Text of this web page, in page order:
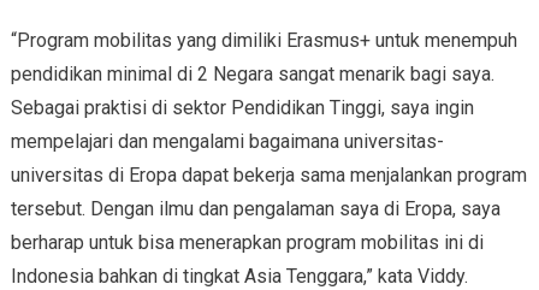
“Program mobilitas yang dimiliki Erasmus+ untuk menempuh
pendidikan minimal di 2 Negara sangat menarik bagi saya.
Sebagai praktisi di sektor Pendidikan Tinggi, saya ingin
mempelajari dan mengalami bagaimana universitas-
universitas di Eropa dapat bekerja sama menjalankan program
tersebut. Dengan ilmu dan pengalaman saya di Eropa, saya
berharap untuk bisa menerapkan program mobilitas ini di
Indonesia bahkan di tingkat Asia Tenggara,” kata Viddy.